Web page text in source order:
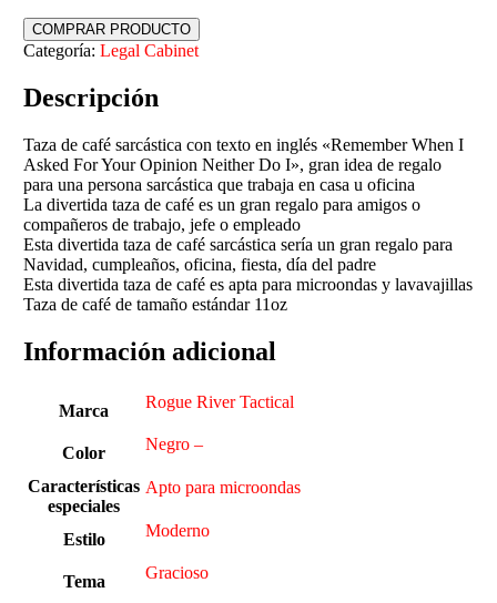
COMPRAR PRODUCTO
Categoría:Legal Cabinet
Descripción
Taza de café sarcástica con texto en inglés «Remember When I
Asked For Your Opinion Neither Do I», gran idea de regalo
para una persona sarcástica que trabaja en casa u oficina
La divertida taza de café es un gran regalo para amigos o
compañeros de trabajo, jefe o empleado
Esta divertida taza de café sarcástica sería un gran regalo para
Navidad, cumpleaños, oficina, fiesta, día del padre
Esta divertida taza de café es apta para microondas y lavavajillas
Taza de café de tamaño estándar 11oz
Información adicional
Marca Rogue River Tactical
Color Negro –
Características
especiales
Apto para microondas
Estilo Moderno
Tema Gracioso